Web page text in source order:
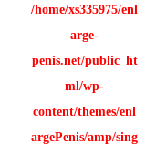
/home/xs335975/enl
arge-
penis.net/public_ht
ml/wp-
content/themes/enl
argePenis/amp/sing